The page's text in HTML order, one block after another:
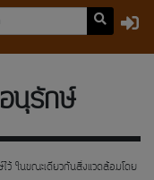
นุรักษ์
ในขณะเดียวกันสิ่งแวดล้อมโดย